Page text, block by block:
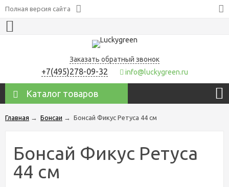
Полная версия сайта
Заказать обратный звонок
+7(495)278-09-32 info@luckygreen.ru
Каталог товаров
Главная → Бонсаи → Бонсай Фикус Ретуса 44 см
Бонсай Фикус Ретуса
44 см